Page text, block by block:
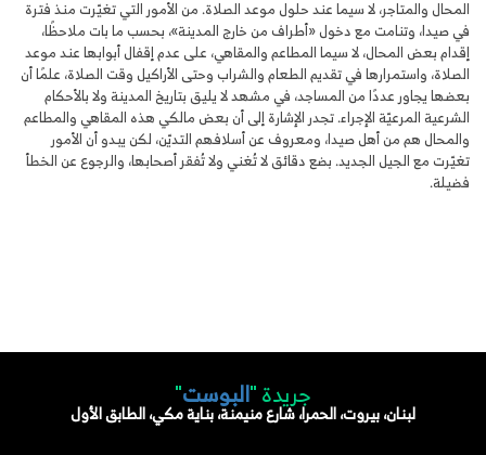
المحال والمتاجر، لا سيما عند حلول موعد الصلاة. من الأمور التي تغيّرت منذ فترة
في صيدا، وتنامت مع دخول «أطراف من خارج المدينة»، بحسب ما بات ملاحظًا،
إقدام بعض المحال، لا سيما المطاعم والمقاهي، على عدم إقفال أبوابها عند موعد
الصلاة، واستمرارها في تقديم الطعام والشراب وحتى الأراكيل وقت الصلاة، علمًا أن
بعضها يجاور عددًا من المساجد، في مشهد لا يليق بتاريخ المدينة ولا بالأحكام
الشرعية المرعيّة الإجراء. تجدر الإشارة إلى أن بعض مالكي هذه المقاهي والمطاعم
والمحال هم من أهل صيدا، ومعروف عن أسلافهم التديّن، لكن يبدو أن الأمور
تغيّرت مع الجيل الجديد. بضع دقائق لا تُغني ولا تُفقر أصحابها، والرجوع عن الخطأ
فضيلة.
جريدة "البوست"
لبنان، بيروت، الحمرا، شارع منيمنة، بناية مكي، الطابق الأول